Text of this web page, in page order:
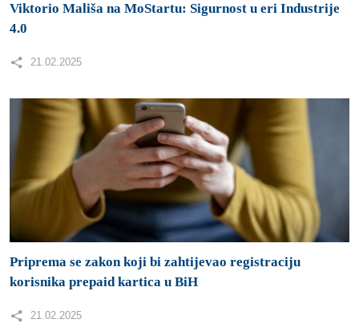
Viktorio Mališa na MoStartu: Sigurnost u eri Industrije
4.0
21.02.2025
Priprema se zakon koji bi zahtijevao registraciju
korisnika prepaid kartica u BiH
21.02.2025